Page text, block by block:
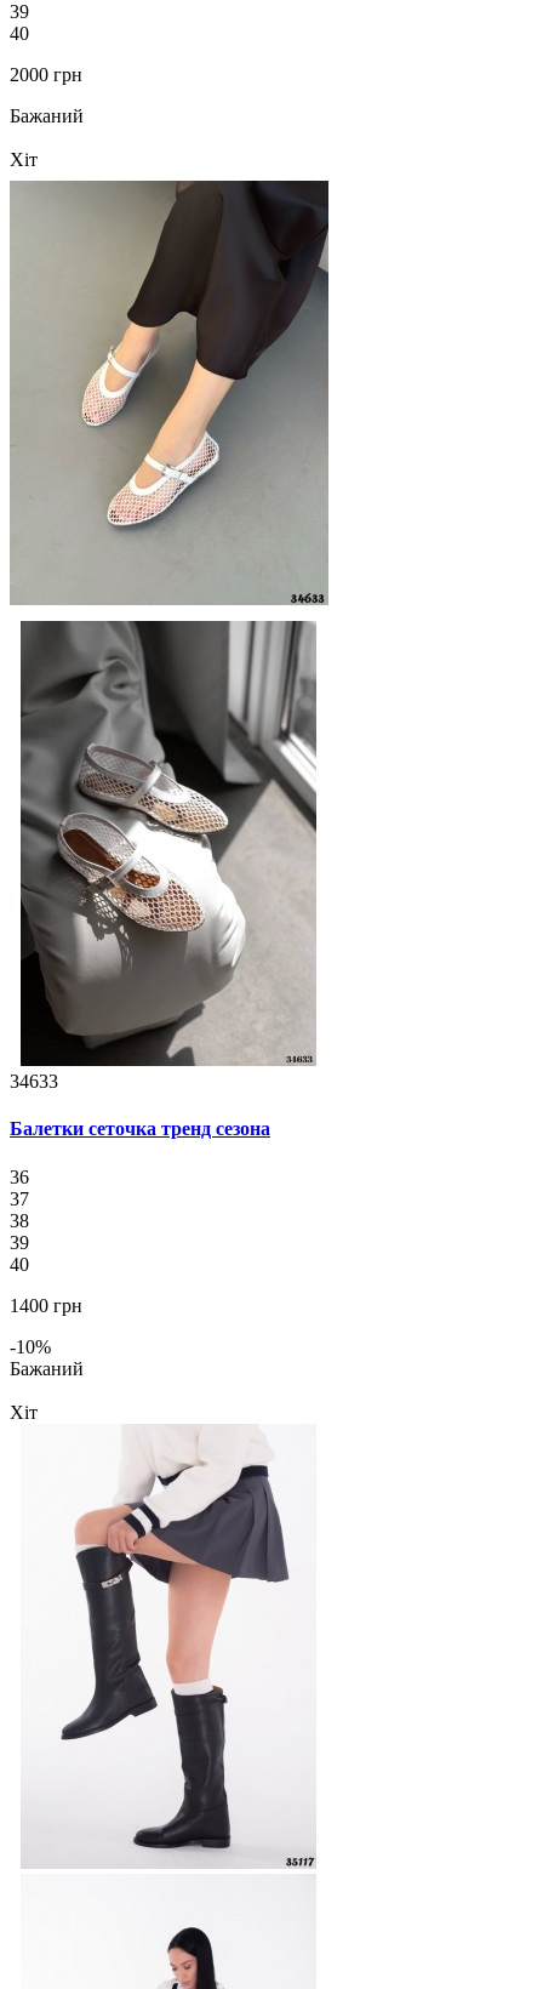
39
40
2000 грн
Бажаний
Хіт
34633
Балетки сеточка тренд сезона
36
37
38
39
40
1400 грн
-10%
Бажаний
Хіт